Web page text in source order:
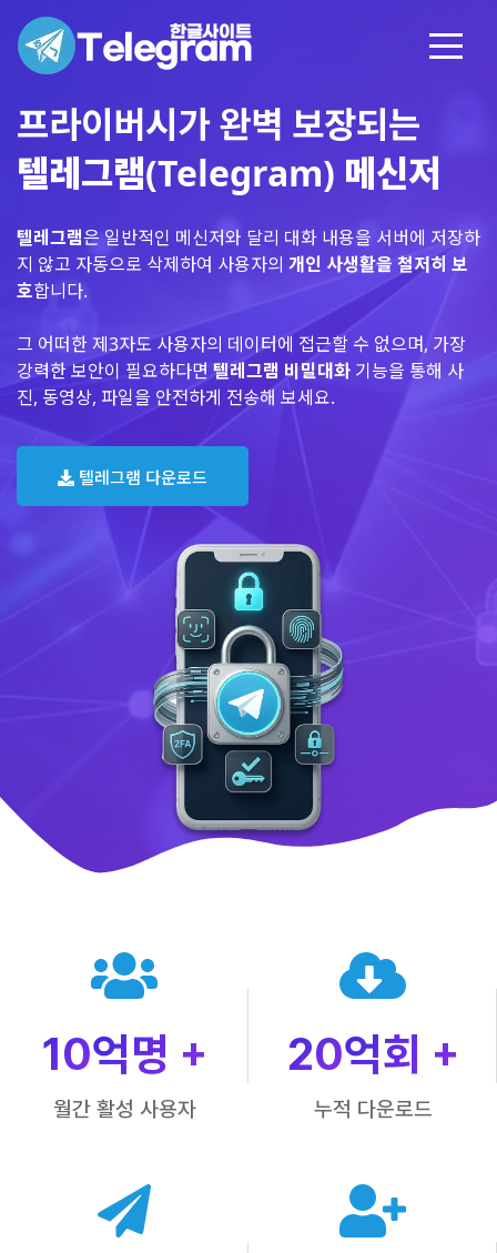
프라이버시가 완벽 보장되는
텔레그램(Telegram) 메신저
텔레그램은 일반적인 메신저와 달리 대화 내용을 서버에 저장하
지 않고 자동으로 삭제하여 사용자의 개인 사생활을 철저히 보
호합니다.
그 어떠한 제3자도 사용자의 데이터에 접근할 수 없으며, 가장
강력한 보안이 필요하다면 텔레그램 비밀대화 기능을 통해 사
진, 동영상, 파일을 안전하게 전송해 보세요.
텔레그램 다운로드
텔레그램 글로벌 이용 통계
10억명 +
월간 활성 사용자
20억회 +
누적 다운로드